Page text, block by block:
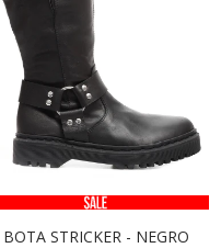
BOTA STRICKER - NEGRO